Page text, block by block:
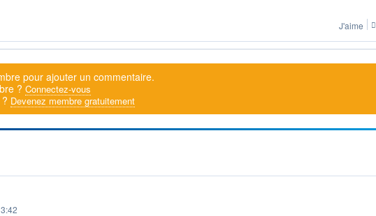
J'aime
pour ajouter un commentaire.
? Connectez-vous
Devenez membre gratuitement